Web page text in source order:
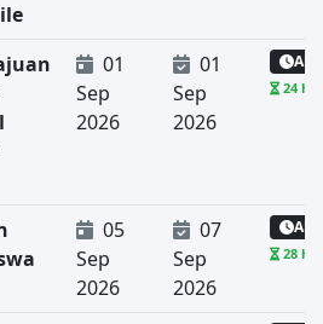
01
Sep
2026
01
Sep
2026
24
05
Sep
2026
07
Sep
2026
28